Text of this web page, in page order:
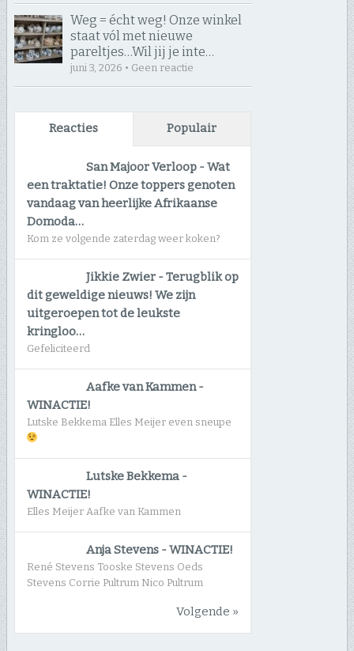
Weg = écht weg! Onze winkel
staat vól met nieuwe
pareltjes… ​Wil jij je inte…
juni 3, 2026 • Geen reactie
Reacties Populair
San Majoor Verloop -Wat
een traktatie! Onze toppers genoten
vandaag van heerlijke Afrikaanse
Domoda…
Kom ze volgende zaterdag weer koken?
Jikkie Zwier -Terugblik op
dit geweldige nieuws! We zijn
uitgeroepen tot de leukste
kringloo…
Gefeliciteerd
Aafke van Kammen-
WINACTIE!
Lutske Bekkema Elles Meijer even sneupe
Lutske Bekkema -
WINACTIE!
Elles Meijer Aafke van Kammen
Anja Stevens -WINACTIE!
René Stevens Tooske Stevens Oeds
Stevens Corrie Pultrum Nico Pultrum
Volgende »